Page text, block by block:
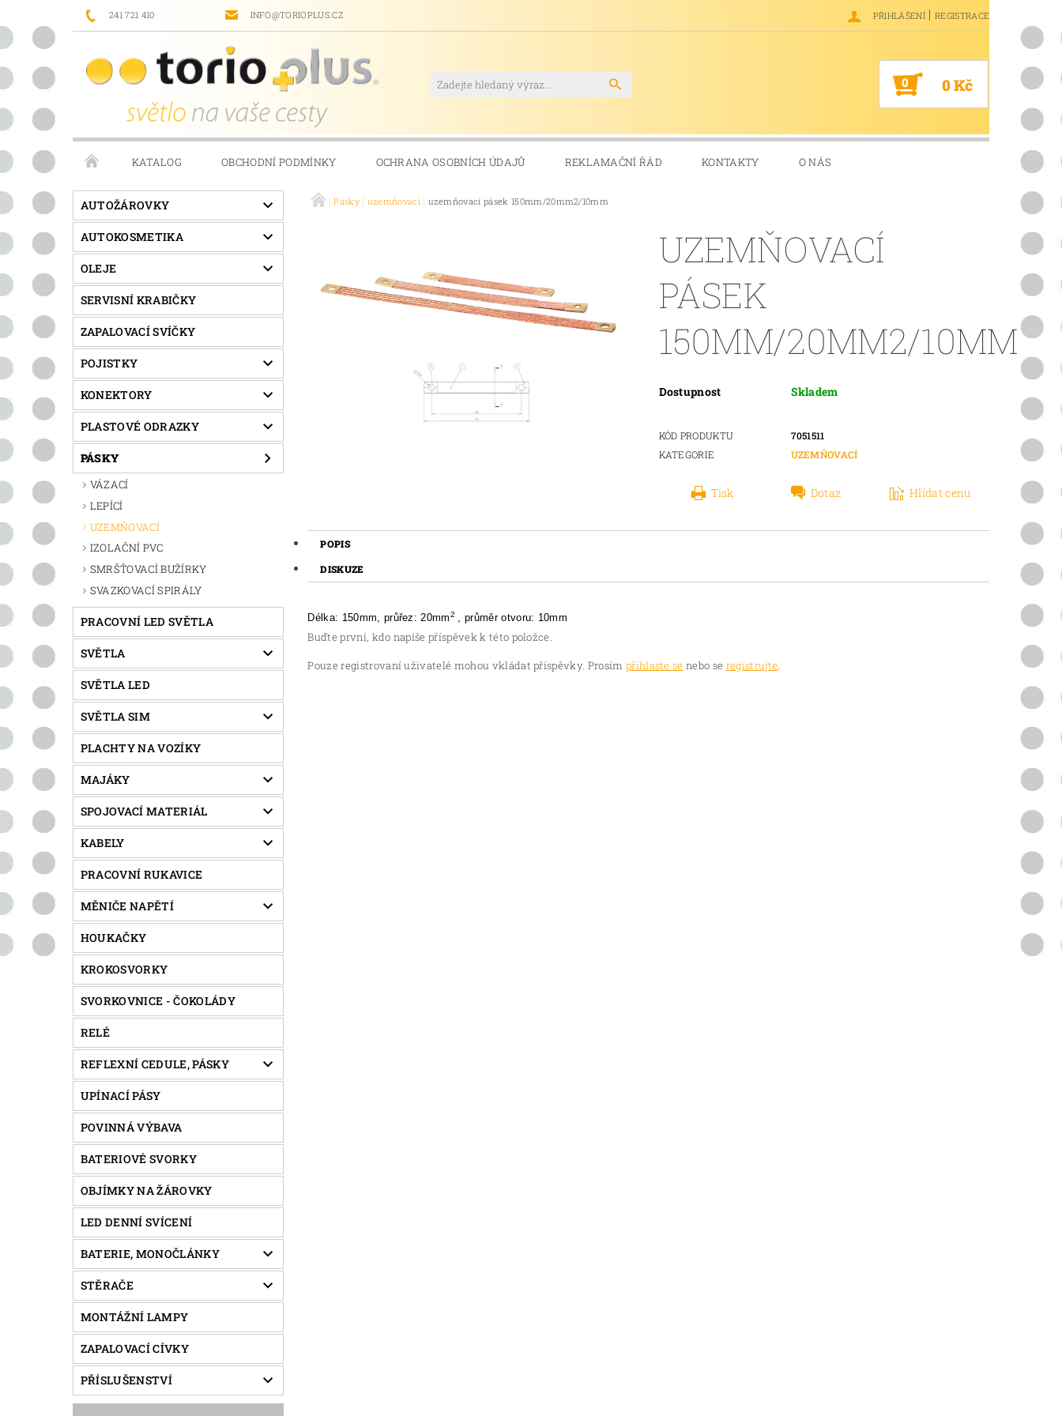
241 721 410 INFO@TORIOPLUS.CZ PŘIHLÁŠENÍ | REGISTRACE
0 0 Kč
KATALOG OBCHODNÍ PODMÍNKY OCHRANA OSOBNÍCH ÚDAJŮ REKLAMAČNÍ ŘÁD KONTAKTY O NÁS
PRODÁVANÉ ZNAČKY NAPIŠTE NÁM
AUTOŽÁROVKY
AUTOKOSMETIKA
OLEJE
SERVISNÍ KRABIČKY
ZAPALOVACÍ SVÍČKY
POJISTKY
KONEKTORY
PLASTOVÉ ODRAZKY
PÁSKY
VÁZACÍ
LEPÍCÍ
UZEMŇOVACÍ
IZOLAČNÍ PVC
SMRŠŤOVACÍ BUŽÍRKY
SVAZKOVACÍ SPIRÁLY
PRACOVNÍ LED SVĚTLA
SVĚTLA
SVĚTLA LED
SVĚTLA SIM
PLACHTY NA VOZÍKY
MAJÁKY
SPOJOVACÍ MATERIÁL
KABELY
PRACOVNÍ RUKAVICE
MĚNIČE NAPĚTÍ
HOUKAČKY
KROKOSVORKY
SVORKOVNICE - ČOKOLÁDY
RELÉ
REFLEXNÍ CEDULE, PÁSKY
UPÍNACÍ PÁSY
POVINNÁ VÝBAVA
BATERIOVÉ SVORKY
OBJÍMKY NA ŽÁROVKY
LED DENNÍ SVÍCENÍ
BATERIE, MONOČLÁNKY
STĚRAČE
MONTÁŽNÍ LAMPY
ZAPALOVACÍ CÍVKY
PŘÍSLUŠENSTVÍ
Pásky uzemňovací uzemňovací pásek 150mm/20mm2/10mm
UZEMŇOVACÍ
PÁSEK
150MM/20MM2/10MM
Dostupnost Skladem
KÓD PRODUKTU
7051511
KATEGORIE
UZEMŇOVACÍ
Tisk Dotaz Hlídat cenu
POPIS
DISKUZE
Délka: 150mm, průřez: 20mm2 , průměr otvoru: 10mm
Buďte první, kdo napíše příspěvek k této položce.
Pouze registrovaní uživatelé mohou vkládat příspěvky. Prosím přihlaste se nebo se registrujte.